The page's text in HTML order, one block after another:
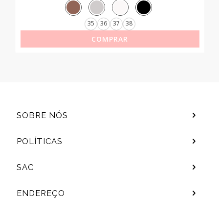
35 36 37 38
COMPRAR
SOBRE NÓS
POLÍTICAS
SAC
ENDEREÇO